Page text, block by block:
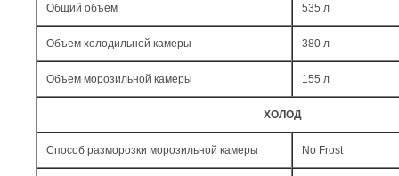
Общий объем 535 л
Объем холодильной камеры 380 л
Объем морозильной камеры 155 л
ХОЛОД
Способ разморозки морозильной камеры No Frost